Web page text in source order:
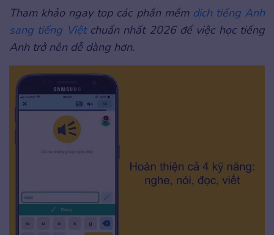
Tham khảo ngay top các phần mềm dịch tiếng Anh
sang tiếng Việtchuẩn nhất 2026 để việc học tiếng
Anh trở nên dễ dàng hơn.